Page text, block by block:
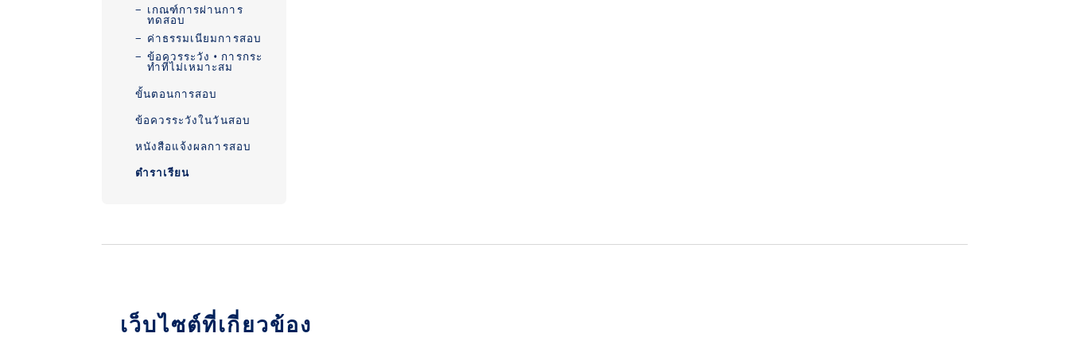
เกณฑ์การผ่านการ
ทดสอบ
ค่าธรรมเนียมการสอบ
ข้อควรระวัง・การกระ
ทำที่ไม่เหมาะสม
ขั้นตอนการสอบ
ข้อควรระวังในวันสอบ
หนังสือแจ้งผลการสอบ
ตำราเรียน
เว็บไซต์ที่เกี่ยวข้อง